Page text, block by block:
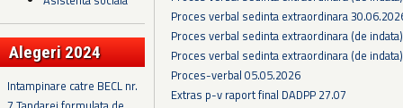
Alegeri 2024
Intampinare catre BECL nr.
Proces verbal sedinta extraordinara
Proces verbal sedinta extraordinara (de
Proces verbal sedinta extraordinara (de
Proces-verbal 05.05.2026
Extras p-v raport final DADPP 27.07